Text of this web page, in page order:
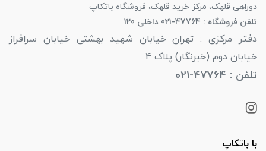
دوراهی قلهک، مرکز خرید قلهک، فروشگاه باتکاپ
تلفن فروشگاه : 47764-021 داخلی 120
دفتر مرکزی : تهران خیابان شهید بهشتی خیابان سرافراز
خیابان دوم (خبرنگار) پلاک 4
تلفن : 47764-021
با باتکاپ